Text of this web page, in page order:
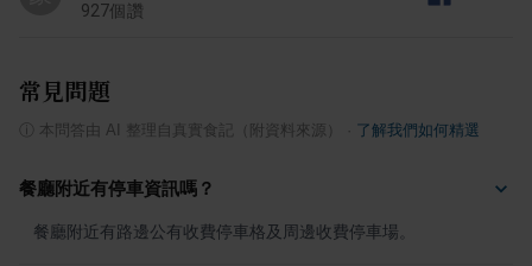
927個讚
常見問題
本問答由 AI 整理自真實食記（附資料來源） 了解我們如何精選
餐廳附近有停車資訊嗎？
餐廳附近有路邊公有收費停車格及周邊收費停車場。